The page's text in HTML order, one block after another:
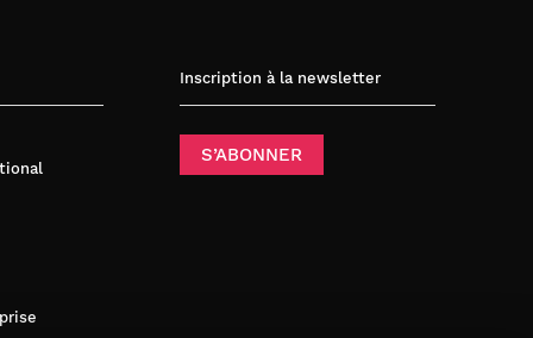
Inscription à la newsletter
S’ABONNER